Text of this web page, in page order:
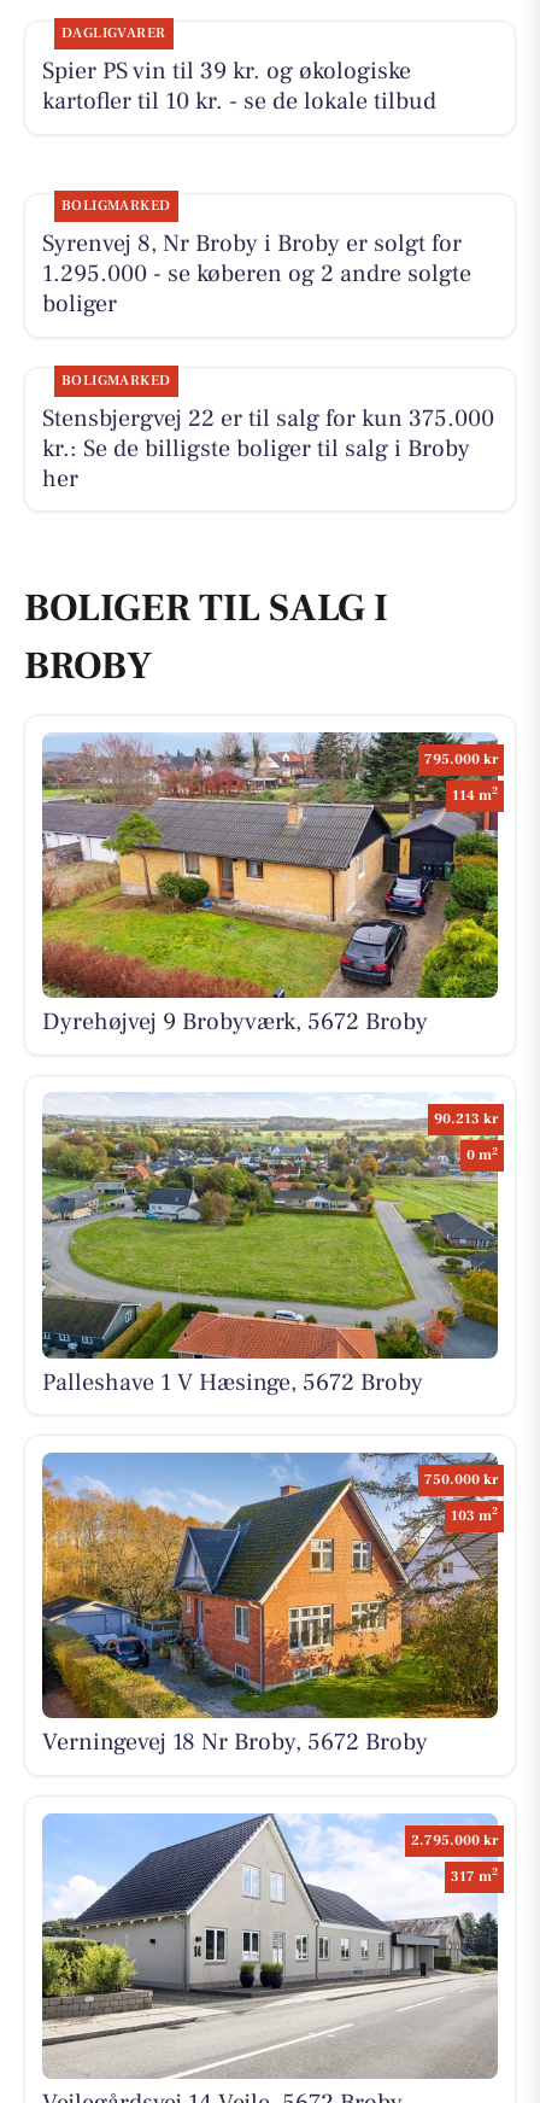
DAGLIGVARER
Spier PS vin til 39 kr. og økologiske
kartofler til 10 kr. - se de lokale tilbud
BOLIGMARKED
Syrenvej 8, Nr Broby i Broby er solgt for
1.295.000 - se køberen og 2 andre solgte
boliger
BOLIGMARKED
Stensbjergvej 22 er til salg for kun 375.000
kr.: Se de billigste boliger til salg i Broby
her
BOLIGER TIL SALG I
BROBY
795.000 kr
114 m2
Dyrehøjvej 9 Brobyværk, 5672 Broby
90.213 kr
0 m2
Palleshave 1 V Hæsinge, 5672 Broby
750.000 kr
103 m2
Verningevej 18 Nr Broby, 5672 Broby
2.795.000 kr
317 m2